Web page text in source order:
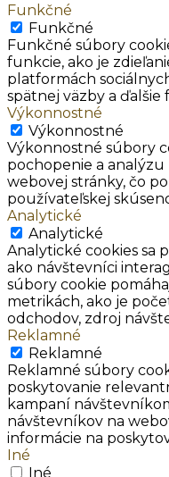
Funkčné
Funkčné
Funkčné súbory
funkcie, ako je
platformách
spätnej väzby a
Výkonnostné
Výkonnostné
Výkonnostné súbory
pochopenie a
webovej stránky, čo
používateľskej
Analytické
Analytické
Analytické cookies sa
ako návštevníci
súbory cookie
metrikách, ako je
odchodov, zdroj
Reklamné
Reklamné
Reklamné súbory
poskytovanie
kampaní
návštevníkov na
informácie na
Iné
Iné